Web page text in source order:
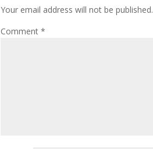
Your email address will not be published.
Comment*